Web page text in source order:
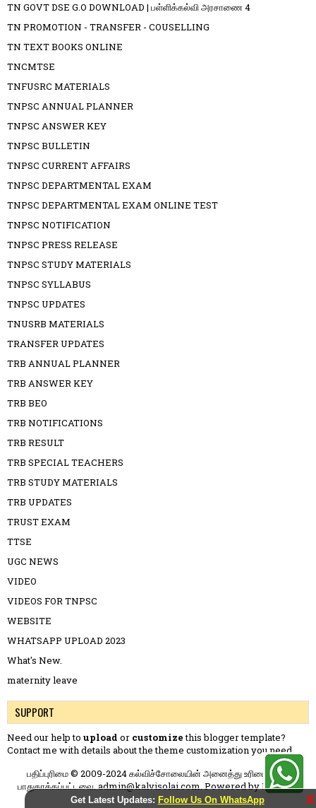
Get Latest Updates: Follow Us On WhatsApp X
TN GOVT DSE G.O DOWNLOAD | பள்ளிக்கல்வி அரசாணை 4
TN PROMOTION - TRANSFER - COUSELLING
TN TEXT BOOKS ONLINE
TNCMTSE
TNFUSRC MATERIALS
TNPSC ANNUAL PLANNER
TNPSC ANSWER KEY
TNPSC BULLETIN
TNPSC CURRENT AFFAIRS
TNPSC DEPARTMENTAL EXAM
TNPSC DEPARTMENTAL EXAM ONLINE TEST
TNPSC NOTIFICATION
TNPSC PRESS RELEASE
TNPSC STUDY MATERIALS
TNPSC SYLLABUS
TNPSC UPDATES
TNUSRB MATERIALS
TRANSFER UPDATES
TRB ANNUAL PLANNER
TRB ANSWER KEY
TRB BEO
TRB NOTIFICATIONS
TRB RESULT
TRB SPECIAL TEACHERS
TRB STUDY MATERIALS
TRB UPDATES
TRUST EXAM
TTSE
UGC NEWS
VIDEO
VIDEOS FOR TNPSC
WEBSITE
WHATSAPP UPLOAD 2023
What's New.
maternity leave
SUPPORT
Need our help to upload or customizethis blogger template?
Contact me with details about the theme customization you need.
பதிப்புரிமை © 2009-2024 கல்விச்சோலையின் அனைத்து உரிமைகளும்
பாதுகாக்கப்பட்டவை. admin@kalvisolai.com. Powered byBlogger.